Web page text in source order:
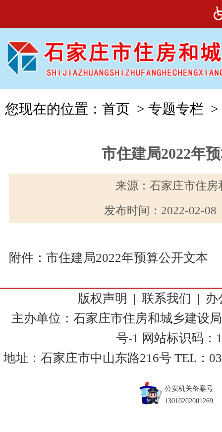
您现在的位置： 首页 > 专题专栏 >
市住建局2022年
来源：石家庄市住房
发布时间：2022-02-
附件： 市住建局2022年预算公开文本
版权声明 | 联系我们 | 办
主办单位：石家庄市住房和城乡建设
号-1 网站标识码：
地址：石家庄市中山东路216号 TEL：